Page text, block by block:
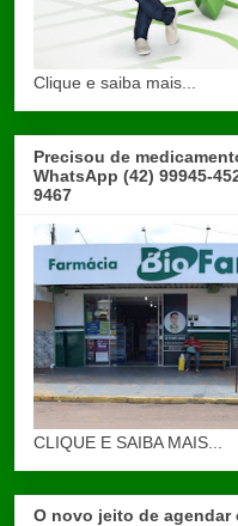
Clique e saiba mais...
Precisou de
WhatsApp (42) 99945-
9467
CLIQUE E SAIBA MAIS...
O novo jeito de agendar